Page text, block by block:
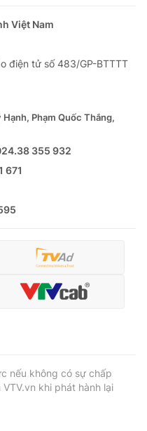
Việt Nam
điện tử số 483/GP-BTTTT
Phạm Quốc Thắng,
355 932
671
nếu không có sự chấp
khi phát hành lại